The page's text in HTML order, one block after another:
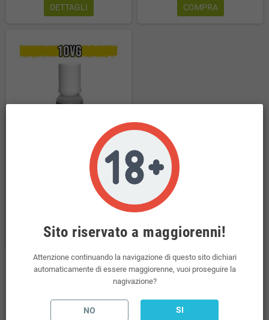
DETTAGLI COMPRA
Dea Flavor Glicerina Vegetale VG
10ml in boccia da 10ml
COMPRA
Visualizzati 1-7 su 7 articoli
Sito riservato a maggiorenni!
Attenzione continuando la navigazione di questo sito dichiari
automaticamente di essere maggiorenne, vuoi proseguire la
nagivazione?
NO SI